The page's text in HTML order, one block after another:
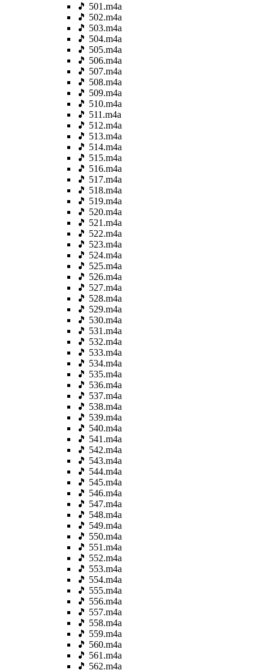
🎵 501.m4a
🎵 502.m4a
🎵 503.m4a
🎵 504.m4a
🎵 505.m4a
🎵 506.m4a
🎵 507.m4a
🎵 508.m4a
🎵 509.m4a
🎵 510.m4a
🎵 511.m4a
🎵 512.m4a
🎵 513.m4a
🎵 514.m4a
🎵 515.m4a
🎵 516.m4a
🎵 517.m4a
🎵 518.m4a
🎵 519.m4a
🎵 520.m4a
🎵 521.m4a
🎵 522.m4a
🎵 523.m4a
🎵 524.m4a
🎵 525.m4a
🎵 526.m4a
🎵 527.m4a
🎵 528.m4a
🎵 529.m4a
🎵 530.m4a
🎵 531.m4a
🎵 532.m4a
🎵 533.m4a
🎵 534.m4a
🎵 535.m4a
🎵 536.m4a
🎵 537.m4a
🎵 538.m4a
🎵 539.m4a
🎵 540.m4a
🎵 541.m4a
🎵 542.m4a
🎵 543.m4a
🎵 544.m4a
🎵 545.m4a
🎵 546.m4a
🎵 547.m4a
🎵 548.m4a
🎵 549.m4a
🎵 550.m4a
🎵 551.m4a
🎵 552.m4a
🎵 553.m4a
🎵 554.m4a
🎵 555.m4a
🎵 556.m4a
🎵 557.m4a
🎵 558.m4a
🎵 559.m4a
🎵 560.m4a
🎵 561.m4a
🎵 562.m4a